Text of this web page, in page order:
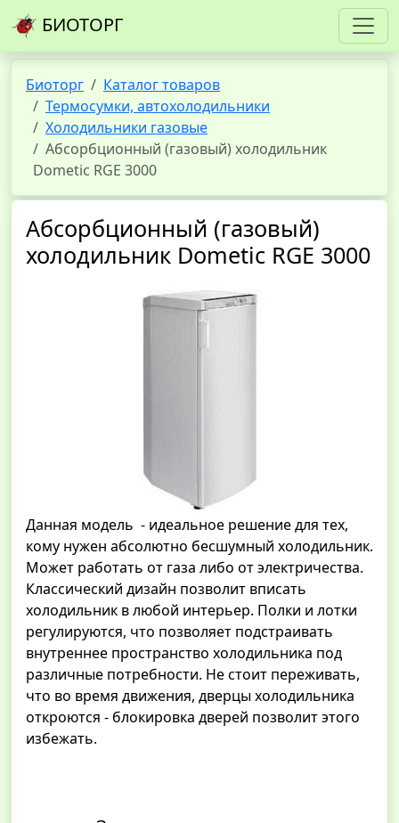
БИОТОРГ
Биоторг
Каталог товаров
Термосумки, автохолодильники
Холодильники газовые
Абсорбционный (газовый) холодильник
Dometic RGE 3000
Абсорбционный (газовый)
холодильник Dometic RGE 3000
Данная модель - идеальное решение для тех,
кому нужен абсолютно бесшумный холодильник.
Может работать от газа либо от электричества.
Классический дизайн позволит вписать
холодильник в любой интерьер. Полки и лотки
регулируются, что позволяет подстраивать
внутреннее пространство холодильника под
различные потребности. Не стоит переживать,
что во время движения, дверцы холодильника
откроются - блокировка дверей позволит этого
избежать.